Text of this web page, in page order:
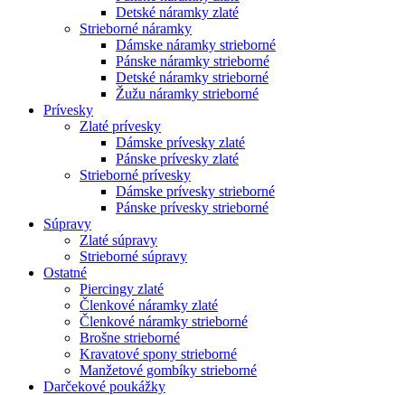
Detské náramky zlaté
Strieborné náramky
Dámske náramky strieborné
Pánske náramky strieborné
Detské náramky strieborné
Žužu náramky strieborné
Prívesky
Zlaté prívesky
Dámske prívesky zlaté
Pánske prívesky zlaté
Strieborné prívesky
Dámske prívesky strieborné
Pánske prívesky strieborné
Súpravy
Zlaté súpravy
Strieborné súpravy
Ostatné
Piercingy zlaté
Členkové náramky zlaté
Členkové náramky strieborné
Brošne strieborné
Kravatové spony strieborné
Manžetové gombíky strieborné
Darčekové poukážky